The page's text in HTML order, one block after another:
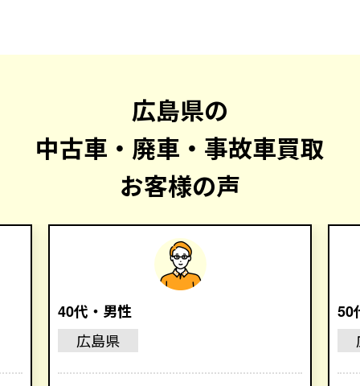
広島県の
中古車・廃車・事故車買取
お客様の声
40代・男性
広島県
50